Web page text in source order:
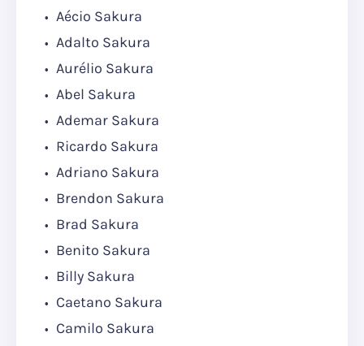
Aécio Sakura
Adalto Sakura
Aurélio Sakura
Abel Sakura
Ademar Sakura
Ricardo Sakura
Adriano Sakura
Brendon Sakura
Brad Sakura
Benito Sakura
Billy Sakura
Caetano Sakura
Camilo Sakura